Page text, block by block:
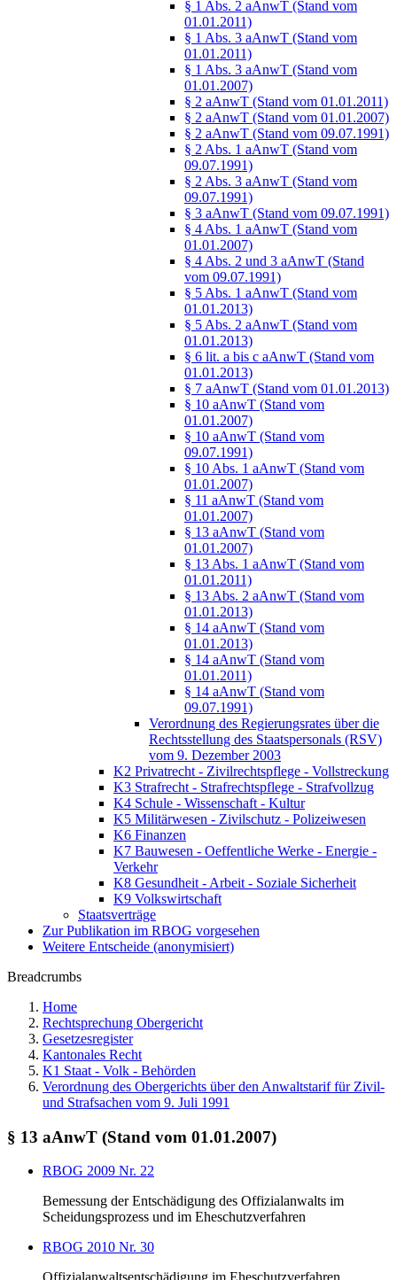
§ 1 Abs. 2 aAnwT (Stand vom
01.01.2011)
§ 1 Abs. 3 aAnwT (Stand vom
01.01.2011)
§ 1 Abs. 3 aAnwT (Stand vom
01.01.2007)
§ 2 aAnwT (Stand vom 01.01.2011)
§ 2 aAnwT (Stand vom 01.01.2007)
§ 2 aAnwT (Stand vom 09.07.1991)
§ 2 Abs. 1 aAnwT (Stand vom
09.07.1991)
§ 2 Abs. 3 aAnwT (Stand vom
09.07.1991)
§ 3 aAnwT (Stand vom 09.07.1991)
§ 4 Abs. 1 aAnwT (Stand vom
01.01.2007)
§ 4 Abs. 2 und 3 aAnwT (Stand
vom 09.07.1991)
§ 5 Abs. 1 aAnwT (Stand vom
01.01.2013)
§ 5 Abs. 2 aAnwT (Stand vom
01.01.2013)
§ 6 lit. a bis c aAnwT (Stand vom
01.01.2013)
§ 7 aAnwT (Stand vom 01.01.2013)
§ 10 aAnwT (Stand vom
01.01.2007)
§ 10 aAnwT (Stand vom
09.07.1991)
§ 10 Abs. 1 aAnwT (Stand vom
01.01.2007)
§ 11 aAnwT (Stand vom
01.01.2007)
§ 13 aAnwT (Stand vom
01.01.2007)
§ 13 Abs. 1 aAnwT (Stand vom
01.01.2011)
§ 13 Abs. 2 aAnwT (Stand vom
01.01.2013)
§ 14 aAnwT (Stand vom
01.01.2013)
§ 14 aAnwT (Stand vom
01.01.2011)
§ 14 aAnwT (Stand vom
09.07.1991)
Verordnung des Regierungsrates über die
Rechtsstellung des Staatspersonals (RSV)
vom 9. Dezember 2003
K2 Privatrecht - Zivilrechtspflege - Vollstreckung
K3 Strafrecht - Strafrechtspflege - Strafvollzug
K4 Schule - Wissenschaft - Kultur
K5 Militärwesen - Zivilschutz - Polizeiwesen
K6 Finanzen
K7 Bauwesen - Oeffentliche Werke - Energie -
Verkehr
K8 Gesundheit - Arbeit - Soziale Sicherheit
K9 Volkswirtschaft
Staatsverträge
Zur Publikation im RBOG vorgesehen
Weitere Entscheide (anonymisiert)
Breadcrumbs
Home
Rechtsprechung Obergericht
Gesetzesregister
Kantonales Recht
K1 Staat - Volk - Behörden
Verordnung des Obergerichts über den Anwaltstarif für Zivil-
und Strafsachen vom 9. Juli 1991
§ 13 aAnwT (Stand vom 01.01.2007)
RBOG 2009 Nr. 22
Bemessung der Entschädigung des Offizialanwalts im
Scheidungsprozess und im Eheschutzverfahren
RBOG 2010 Nr. 30